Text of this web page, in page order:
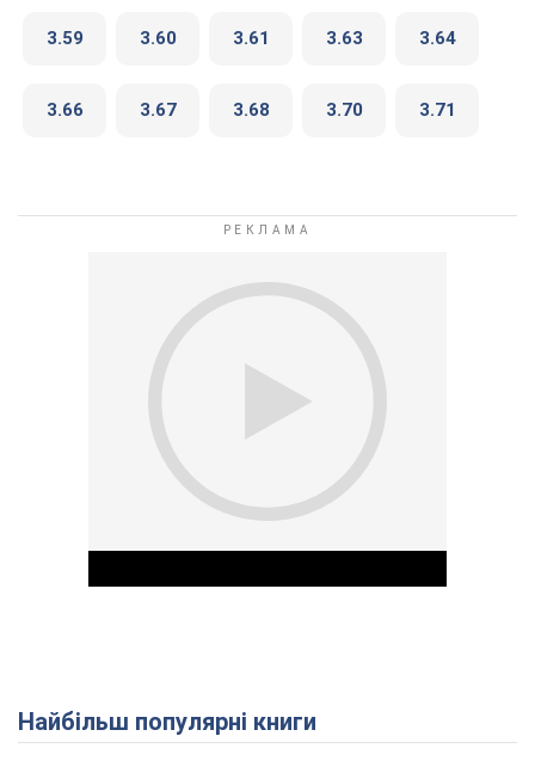
3.59 3.60 3.61 3.63 3.64
3.66 3.67 3.68 3.70 3.71
Play Video
Найбільш популярні книги